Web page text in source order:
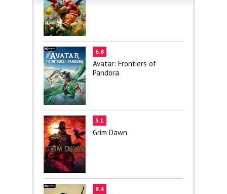
6.8
Avatar: Frontiers of
Pandora
5.1
Grim Dawn
8.4